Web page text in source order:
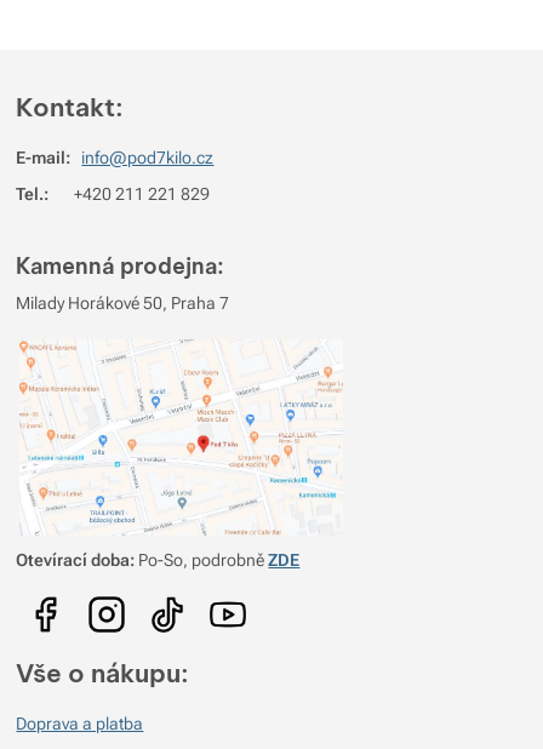
Kontakt:
E-mail:
info@pod7kilo.cz
Tel.: +420 211 221 829
Kamenná prodejna:
Milady Horákové 50, Praha 7
Otevírací doba: Po-So, podrobněZDE
Vše o nákupu:
Doprava a platba